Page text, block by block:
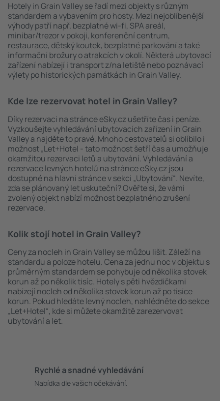
Hotely in Grain Valley se řadí mezi objekty s různým
standardem a vybavením pro hosty. Mezi nejoblíbenější
výhody patří např. bezplatné wi-fi, SPA areál,
minibar/trezor v pokoji, konferenční centrum,
restaurace, dětský koutek, bezplatné parkování a také
informační brožury o atrakcích v okolí. Některá ubytovací
zařízení nabízejí i transport z/na letiště nebo poznávací
výlety po historických památkách in Grain Valley.
Kde lze rezervovat hotel in Grain Valley?
Díky rezervaci na stránce eSky.cz ušetříte čas i peníze.
Vyzkoušejte vyhledávání ubytovacích zařízení in Grain
Valley a najděte to pravé. Mnoho cestovatelů si oblíbilo i
možnost „Let+Hotel - tato možnost šetří čas a umožňuje
okamžitou rezervaci letů a ubytování. Vyhledávání a
rezervace levných hotelů na stránce eSky.cz jsou
dostupné na hlavní stránce v sekci „Ubytování“. Nevíte,
zda se plánovaný let uskuteční? Ověřte si, že vámi
zvolený objekt nabízí možnost bezplatného zrušení
rezervace.
Kolik stojí hotel in Grain Valley?
Ceny za nocleh in Grain Valley se můžou lišit. Záleží na
standardu a poloze hotelu. Cena za jednu noc v objektu s
průměrným standardem se pohybuje od několika stovek
korun až po několik tisíc. Hotely s pěti hvězdičkami
nabízejí nocleh od několika stovek korun až po tisíce
korun. Pokud hledáte levný nocleh, nahlédněte do sekce
„Let+Hotel“, kde si můžete okamžitě zarezervovat
ubytování a let.
Rychlé a snadné vyhledávání
Nabídka dle vašich očekávání.